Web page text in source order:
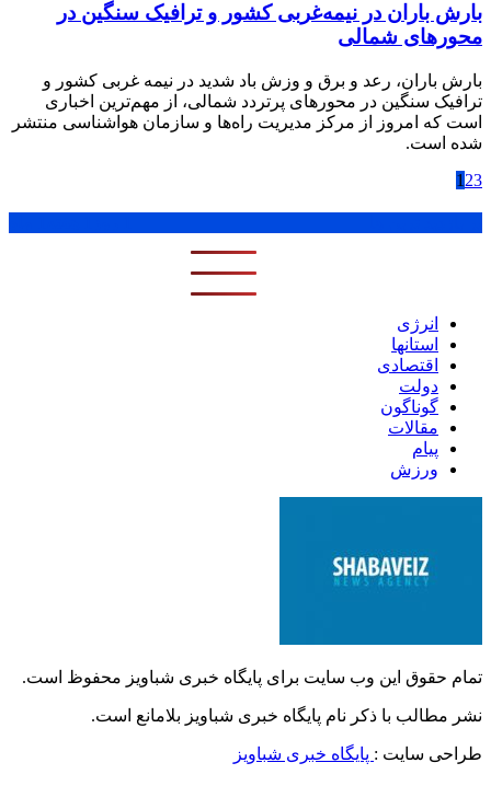
بارش باران در نیمه‌غربی کشور و ترافیک سنگین در
محورهای شمالی
بارش باران، رعد و برق و وزش باد شدید در نیمه غربی کشور و
ترافیک سنگین در محورهای پرتردد شمالی، از مهم‌ترین اخباری
است که امروز از مرکز مدیریت راه‌ها و سازمان هواشناسی منتشر
شده است.
1 23
انرژی
استانها
اقتصادی
دولت
گوناگون
مقالات
پیام
ورزش
تمام حقوق این وب سایت برای پایگاه خبری شباویز محفوظ است.
نشر مطالب با ذکر نام پایگاه خبری شباویز بلامانع است.
طراحی سایت : پایگاه خبری شباویز